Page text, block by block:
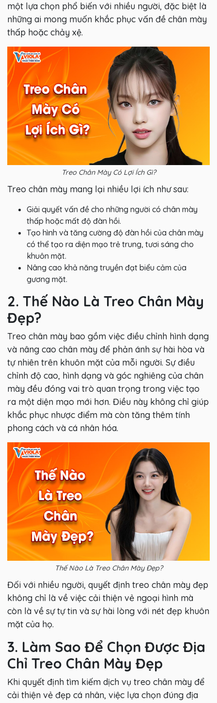
một lựa chọn phổ biến với nhiều người, đặc biệt là
những ai mong muốn khắc phục vấn đề chân mày
thấp hoặc chảy xệ.
Treo Chân Mày Có Lợi Ích Gì?
Treo chân mày mang lại nhiều lợi ích như sau:
Giải quyết vấn đề cho những người có chân mày
thấp hoặc mất độ đàn hồi.
Tạo hình và tăng cường độ đàn hồi của chân mày
có thể tạo ra diện mạo trẻ trung, tươi sáng cho
khuôn mặt.
Nâng cao khả năng truyền đạt biểu cảm của
gương mặt.
2. Thế Nào Là Treo Chân Mày
Đẹp?
Treo chân mày bao gồm việc điều chỉnh hình dạng
và nâng cao chân mày để phản ánh sự hài hòa và
tự nhiên trên khuôn mặt của mỗi người. Sự điều
chỉnh độ cao, hình dạng và góc nghiêng của chân
mày đều đóng vai trò quan trọng trong việc tạo
ra một diện mạo mới hơn. Điều này không chỉ giúp
khắc phục nhược điểm mà còn tăng thêm tính
phong cách và cá nhân hóa.
Thế Nào Là Treo Chân Mày Đẹp?
Đối với nhiều người, quyết định treo chân mày đẹp
không chỉ là về việc cải thiện vẻ ngoại hình mà
còn là về sự tự tin và sự hài lòng với nét đẹp khuôn
mặt của họ.
3. Làm Sao Để Chọn Được Địa
Chỉ Treo Chân Mày Đẹp
Khi quyết định tìm kiếm dịch vụ treo chân mày để
cải thiện vẻ đẹp cá nhân, việc lựa chọn đúng địa